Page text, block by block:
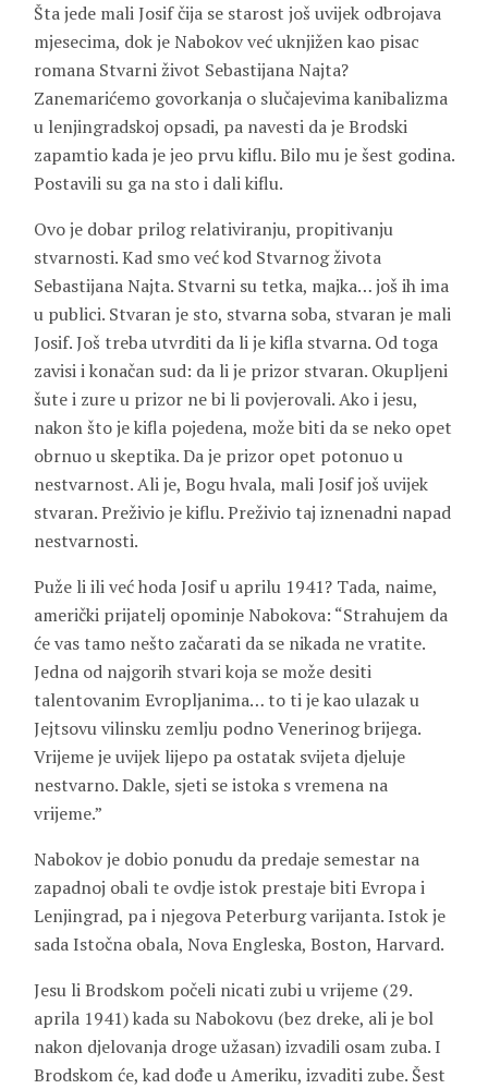
Šta jede mali Josif čija se starost još uvijek odbrojava
mjesecima, dok je Nabokov već uknjižen kao pisac
romana Stvarni život Sebastijana Najta?
Zanemarićemo govorkanja o slučajevima kanibalizma
u lenjingradskoj opsadi, pa navesti da je Brodski
zapamtio kada je jeo prvu kiflu. Bilo mu je šest godina.
Postavili su ga na sto i dali kiflu.
Ovo je dobar prilog relativiranju, propitivanju
stvarnosti. Kad smo već kod Stvarnog života
Sebastijana Najta. Stvarni su tetka, majka… još ih ima
u publici. Stvaran je sto, stvarna soba, stvaran je mali
Josif. Još treba utvrditi da li je kifla stvarna. Od toga
zavisi i konačan sud: da li je prizor stvaran. Okupljeni
šute i zure u prizor ne bi li povjerovali. Ako i jesu,
nakon što je kifla pojedena, može biti da se neko opet
obrnuo u skeptika. Da je prizor opet potonuo u
nestvarnost. Ali je, Bogu hvala, mali Josif još uvijek
stvaran. Preživio je kiflu. Preživio taj iznenadni napad
nestvarnosti.
Puže li ili već hoda Josif u aprilu 1941? Tada, naime,
američki prijatelj opominje Nabokova: “Strahujem da
će vas tamo nešto začarati da se nikada ne vratite.
Jedna od najgorih stvari koja se može desiti
talentovanim Evropljanima… to ti je kao ulazak u
Jejtsovu vilinsku zemlju podno Venerinog brijega.
Vrijeme je uvijek lijepo pa ostatak svijeta djeluje
nestvarno. Dakle, sjeti se istoka s vremena na
vrijeme.”
Nabokov je dobio ponudu da predaje semestar na
zapadnoj obali te ovdje istok prestaje biti Evropa i
Lenjingrad, pa i njegova Peterburg varijanta. Istok je
sada Istočna obala, Nova Engleska, Boston, Harvard.
Jesu li Brodskom počeli nicati zubi u vrijeme (29.
aprila 1941) kada su Nabokovu (bez dreke, ali je bol
nakon djelovanja droge užasan) izvadili osam zuba. I
Brodskom će, kad dođe u Ameriku, izvaditi zube. Šest